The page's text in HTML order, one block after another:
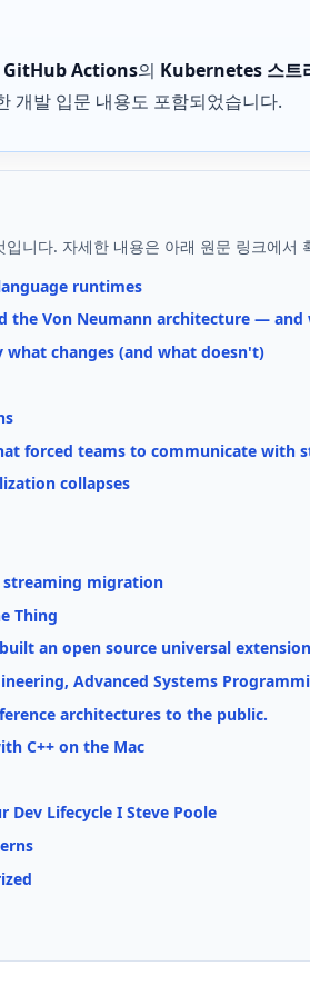
GitHub Actions의 Kubernetes 스트
개발 입문 내용도 포함되었습니다.
니다. 자세한 내용은 아래 원문 링크에서
runtimes
the Von Neumann architecture —
what changes (and what doesn't)
forced teams to communicate with
collapses
migration
Thing
an open source universal
Advanced Systems
architectures to the public.
C++ on the Mac
Dev Lifecycle I Steve Poole